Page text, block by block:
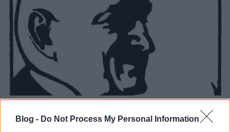
Blog - Do Not Process My Personal Information
Nagy József debreceni tanár, szakíró,
újságszerkesztő – Ex libris gyűjtők,